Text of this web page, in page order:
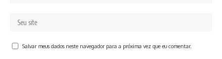
Salvar meus dados neste navegador para a próxima vez que eu comentar.